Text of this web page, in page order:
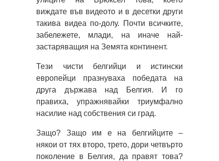
виждате във видеото и в десетки други
такива видеа по-долу. Почти всичките,
забележете, млади, на иначе най-
застаряващия на Земята континент.
Тези чисти белгийци и истински
европейци празнуваха победата на
друга държава над Белгия. И го
правиха, упражнявайки триумфално
насилие над собствения си град.
Защо? Защо им е на белгийците –
някои от тях второ, трето, дори четвърто
поколение в Белгия, да правят това?